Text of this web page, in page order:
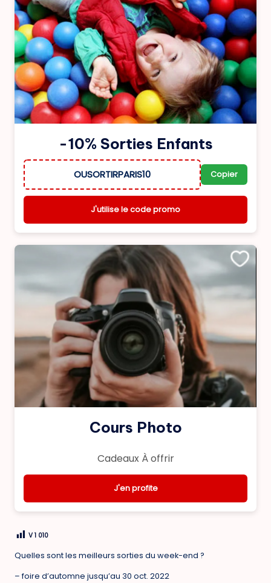
-10% Sorties Enfants
OUSORTIRPARIS10 Copier
J'utilise le code promo
Cours Photo
Cadeaux À offrir
J'en profite
V 1 010
Quelles sont les meilleurs sorties du week-end ?
– foire d’automne jusqu’au 30 oct. 2022